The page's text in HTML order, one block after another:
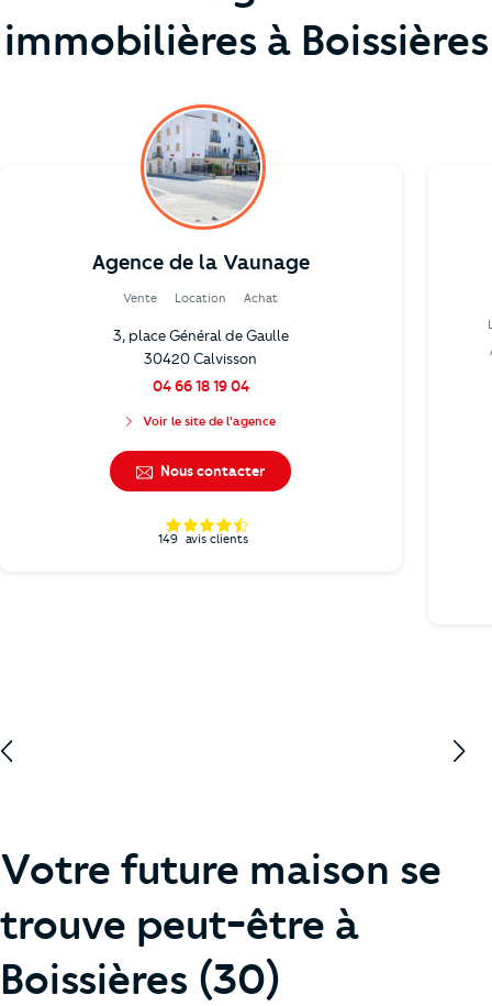
immobilières à Boissières
Agence de la Vaunage
Vente Location Achat
3, place Général de Gaulle
30420 Calvisson
04 66 18 19 04
Voir le site de l'agence
Nous contacter
149 avis clients
Votre future maison se
trouve peut-être à
Boissières (30)